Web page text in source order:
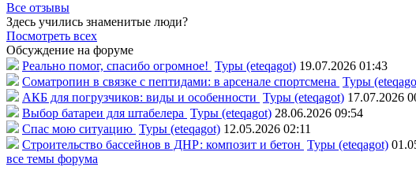
Все отзывы
Здесь учились знаменитые люди?
Посмотреть всех
Обсуждение на форуме
Реально помог, спасибо огромное! Туры (eteqagot) 19.07.2026 01:43
Соматропин в связке с пептидами: в арсенале спортсмена Туры
АКБ для погрузчиков: виды и особенности Туры (eteqagot) 17.07.2026
Выбор батареи для штабелера Туры (eteqagot) 28.06.2026 09:54
Спас мою ситуацию Туры (eteqagot) 12.05.2026 02:11
Строительство бассейнов в ДНР: композит и бетон Туры (eteqagot)
все темы форума